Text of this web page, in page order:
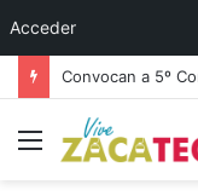
Acceder
Menú